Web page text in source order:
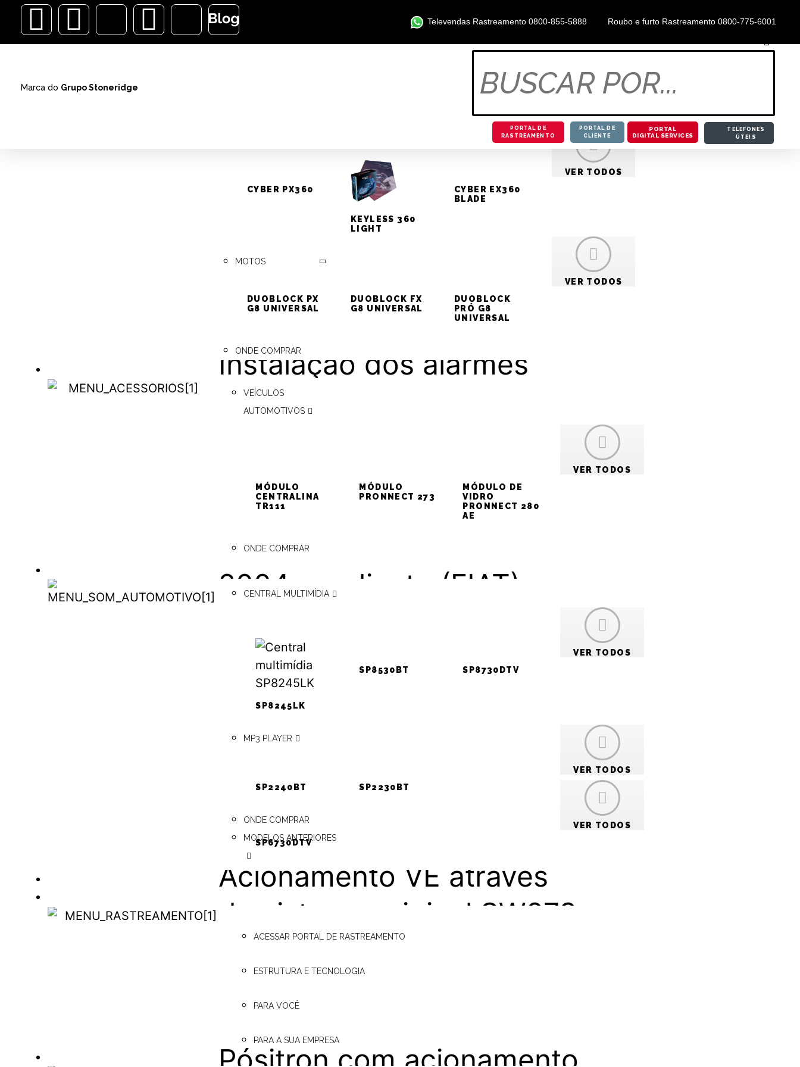
Televendas Rastreamento 0800-855-5888 Roubo e furto Rastreamento 0800-775-6001
Marca do Grupo Stoneridge
PORTAL DE
RASTREAMENTO
PORTAL DE
CLIENTE
PORTAL
DIGITAL SERVICES
TELEFONES
ÚTEIS
ALARMES
CYBER PX360
KEYLESS 360
LIGHT
CYBER EX360
BLADE
VER TODOS
MOTOS
DUOBLOCK PX
G8 UNIVERSAL
DUOBLOCK FX
G8 UNIVERSAL
DUOBLOCK
PRÓ G8
UNIVERSAL
VER TODOS
ONDE COMPRAR
VEÍCULOS
AUTOMOTIVOS
MÓDULO
CENTRALINA
TR111
MÓDULO
PRONNECT 273
MÓDULO DE
VIDRO
PRONNECT 280
AE
VER TODOS
ONDE COMPRAR
CENTRAL MULTIMÍDIA
SP8245LK
SP8530BT SP8730DTV
VER TODOS
MP3 PLAYER
SP2240BT SP2230BT
VER TODOS
ONDE COMPRAR
MODELOS ANTERIORES
SP6730DTV
VER TODOS
ACESSAR PORTAL DE RASTREAMENTO
ESTRUTURA E TECNOLOGIA
PARA VOCÊ
PARA A SUA EMPRESA
Modelo:
Instalação do alarme
Pósitron – Palio 2014
(FIAT)
Instalação dos alarmes
Pósitron – Palio (Fiat)
Acionamento VE simples
com SW230, utilizando
alarmes Pósitron – Palio
2004 em diante (FIAT)
Aplicação VE para o Palio
(FIAT)
Keyless – Palio 2012 (FIAT)
Acionamento VE através
do sistema original SW273
– Palio (FIAT)
Pósitron com acionamento